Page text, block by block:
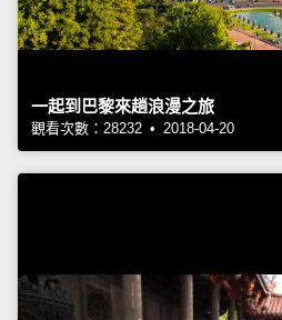
一起到巴黎來趟浪漫之旅
觀看次數：28232 • 2018-04-20